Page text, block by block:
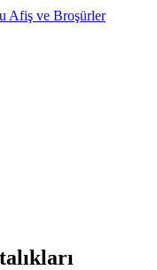
Afiş ve Broşürler